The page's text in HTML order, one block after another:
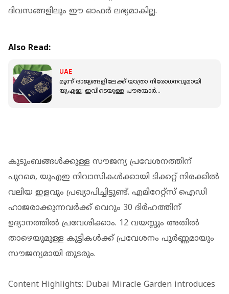
ദിവസങ്ങളിലും ഈ ഓഫര്‍ ലഭ്യമാകില്ല.
Also Read:
UAE
മൂന്ന് രാജ്യങ്ങളിലേക്ക് യാത്രാ നിരോധനവുമായി
യുഎഇ; ഇവിടെയുള്ള പൗരന്മാർ
കുടുംബങ്ങള്‍ക്കുള്ള സൗജന്യ പ്രവേശനത്തിന്
പുറമെ, യുഎഇ നിവാസികള്‍ക്കായി ടിക്കറ്റ് നിരക്കില്‍
വലിയ ഇളവും പ്രഖ്യാപിച്ചിട്ടുണ്ട്. എമിറേറ്റ്സ് ഐഡി
ഹാജരാക്കുന്നവര്‍ക്ക് വെറും 30 ദിര്‍ഹത്തിന്
ഉദ്യാനത്തില്‍ പ്രവേശിക്കാം. 12 വയസ്സും അതില്‍
താഴെയുമുള്ള കുട്ടികള്‍ക്ക് പ്രവേശനം പൂര്‍ണ്ണമായും
സൗജന്യമായി തുടരും.
Content Highlights: Dubai Miracle Garden introduces